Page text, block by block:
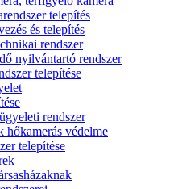
telepítés
és telepítés
rendszer
nyilvántartó rendszer
telepítése
rendszer
hőkamerás védelme
telepítése